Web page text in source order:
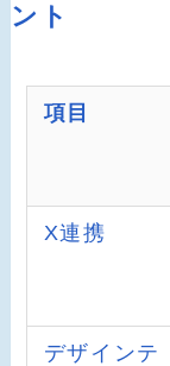
ント
項目
X連携
デザインテ